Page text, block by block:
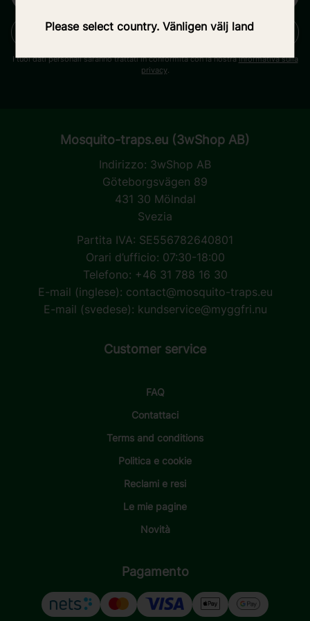
Please select country. Vänligen välj land
ISCRIVITI
I tuoi dati personali saranno trattati in conformità con la nostrainformativa sulla
privacy.
Mosquito-traps.eu (3wShop AB)
Indirizzo: 3wShop AB
Göteborgsvägen 89
431 30 Mölndal
Svezia
Partita IVA: SE556782640801
Orari d’ufficio: 07:30-18:00
Telefono: +46 31 788 16 30
E-mail (inglese): contact@mosquito-traps.eu
E-mail (svedese): kundservice@myggfri.nu
Customer service
FAQ
Contattaci
Terms and conditions
Politica e cookie
Reclami e resi
Le mie pagine
Novità
Pagamento